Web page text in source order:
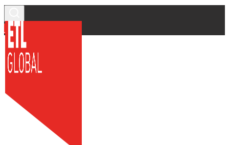
Kontakt